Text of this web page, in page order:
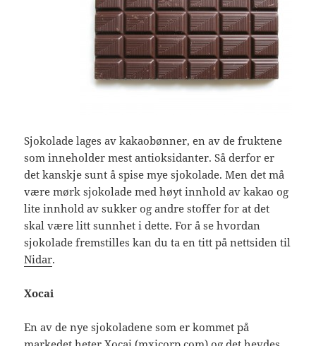
Sjokolade lages av kakaobønner, en av de fruktene
som inneholder mest antioksidanter. Så derfor er
det kanskje sunt å spise mye sjokolade. Men det må
være mørk sjokolade med høyt innhold av kakao og
lite innhold av sukker og andre stoffer for at det
skal være litt sunnhet i dette. For å se hvordan
sjokolade fremstilles kan du ta en titt på nettsiden til
Nidar.
Xocai
En av de nye sjokoladene som er kommet på